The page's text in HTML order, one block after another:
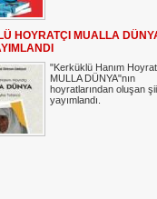
HOYRATÇI MUALLA
"Kerküklü Hanım
MULLA DÜNYA"nın
hoyratlarından oluşan
yayımlandı.